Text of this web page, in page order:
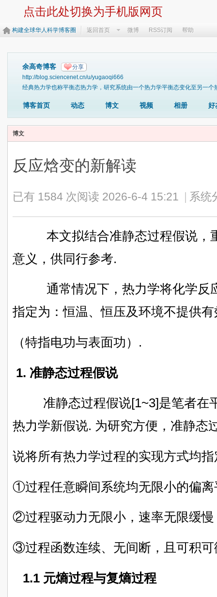
点击此处切换为手机版网页
构建全球华人科学博客圈 返回首页 微博 RSS订阅 帮助
余高奇博客 分享
http://blog.sciencenet.cn/u/yugaoqi666
经典热力学也称平衡态热力学，研究系统由一个热力学平衡态变化至另一
博客首页 动态 博文 视频 相册 好
博文
反应焓变的新解读
已有 1584 次阅读 2026-6-4 15:21 系统
本文拟结合准静态过程假说，
意义，供同行参考.
通常情况下，热力学将化学反
指定为：恒温、恒压及环境不提供
（特指电功与表面功）.
1. 准静态过程假说
准静态过程假说[1~3]是笔者在
热力学新假说. 为研究方便，准静态
说将所有热力学过程的实现方式均
①过程任意瞬间系统均无限小的偏
②过程驱动力无限小，速率无限缓慢
③过程函数连续、无间断，且可积可
1.1 元熵过程与复熵过程